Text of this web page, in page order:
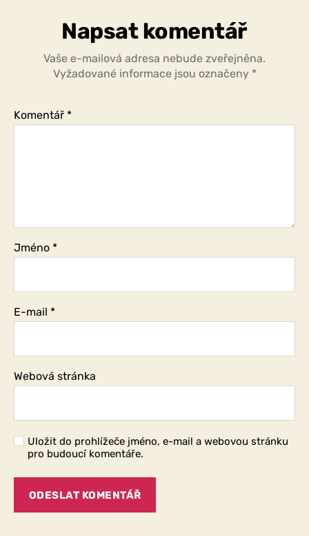
Napsat komentář
Vaše e-mailová adresa nebude zveřejněna.
Vyžadované informace jsou označeny *
Komentář *
Jméno *
E-mail *
Webová stránka
Uložit do prohlížeče jméno, e-mail a webovou stránku
pro budoucí komentáře.